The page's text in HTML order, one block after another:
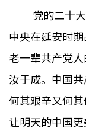
党的二十
中央在延安时
老一辈共产党
汝于成。中国
何其艰辛又何其
让明天的中国更